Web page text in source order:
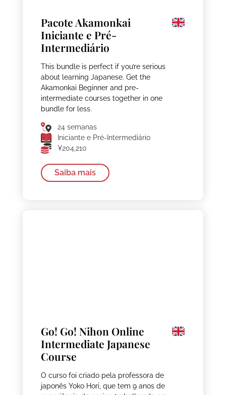
Pacote Akamonkai
Iniciante e Pré-
Intermediário
This bundle is perfect if you’re serious
about learning Japanese. Get the
Akamonkai Beginner and pre-
intermediate courses together in one
bundle for less.
24 semanas
Iniciante e Pré-Intermediário
¥204,210
Saiba mais
Go! Go! Nihon Online
Intermediate Japanese
Course
O curso foi criado pela professora de
japonês Yoko Hori, que tem 9 anos de